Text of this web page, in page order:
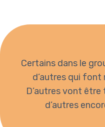
Certains dans le
d’autres qui font
D’autres vont
d’autres